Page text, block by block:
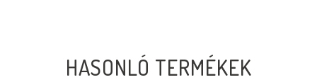
HASONLÓ TERMÉKEK